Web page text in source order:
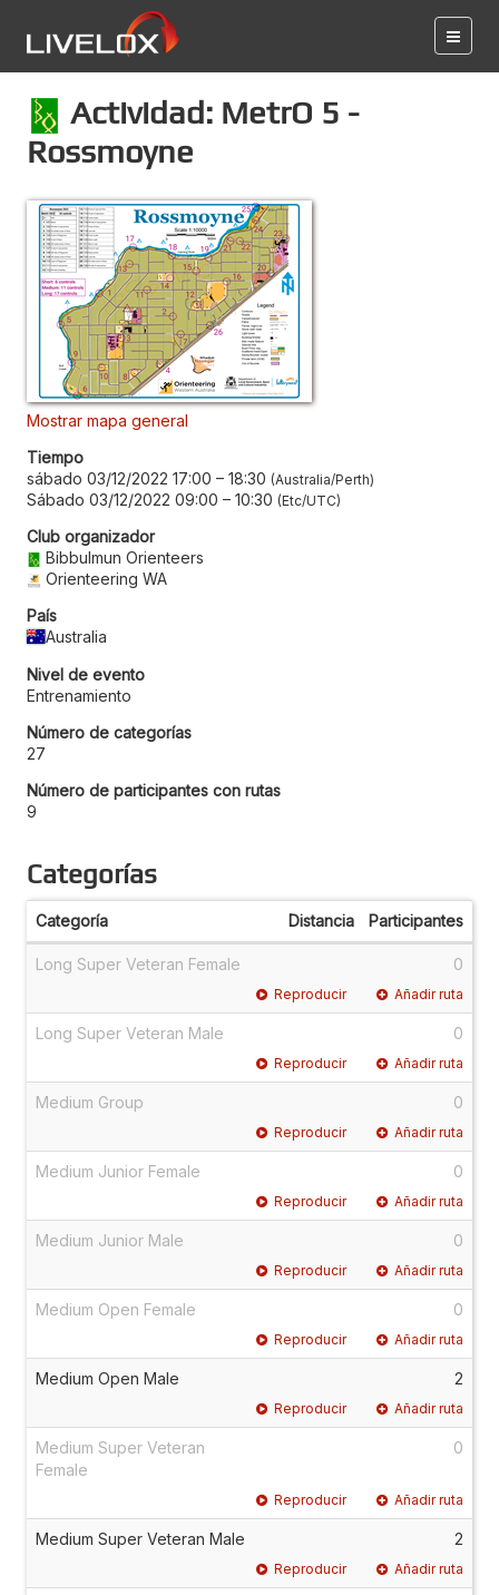
Actividad: MetrO 5 -
Rossmoyne
Mostrar mapa general
Tiempo
sábado 03/12/2022 17:00 – 18:30 Australia/Perth
Sábado 03/12/2022 09:00 – 10:30 Etc/UTC
Club organizador
Bibbulmun Orienteers
Orienteering WA
País
Australia
Nivel de evento
Entrenamiento
Número de categorías
27
Número de participantes con rutas
9
Categorías
Categoría Distancia Participantes
Long Super Veteran Female 0
Reproducir Añadir ruta
Long Super Veteran Male 0
Reproducir Añadir ruta
Medium Group 0
Reproducir Añadir ruta
Medium Junior Female 0
Reproducir Añadir ruta
Medium Junior Male 0
Reproducir Añadir ruta
Medium Open Female 0
Reproducir Añadir ruta
Medium Open Male 2
Reproducir Añadir ruta
Medium Super Veteran
Female
0
Reproducir Añadir ruta
Medium Super Veteran Male 2
Reproducir Añadir ruta